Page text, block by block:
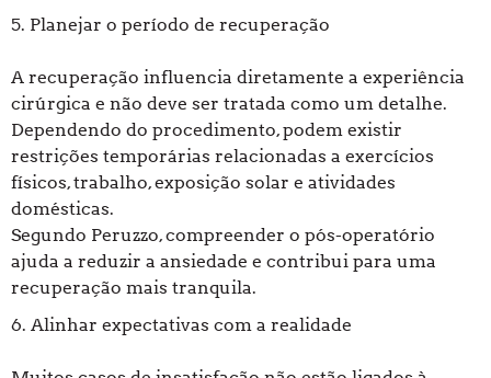
5. Planejar o período de recuperação
A recuperação influencia diretamente a experiência
cirúrgica e não deve ser tratada como um detalhe.
Dependendo do procedimento, podem existir
restrições temporárias relacionadas a exercícios
físicos, trabalho, exposição solar e atividades
domésticas.
Segundo Peruzzo, compreender o pós-operatório
ajuda a reduzir a ansiedade e contribui para uma
recuperação mais tranquila.
6. Alinhar expectativas com a realidade